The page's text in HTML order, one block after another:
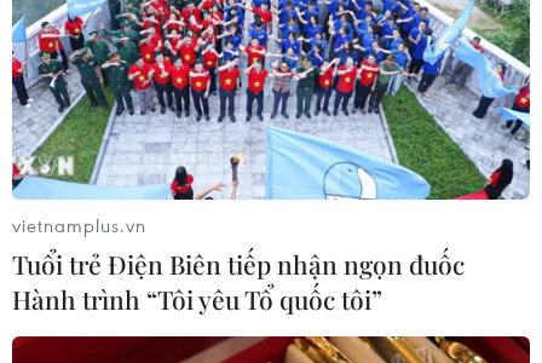
09/08/2026 07:57
Ngư dân trôi dạt trên biển được các
tàu cá cứu vớt, đưa vào bờ an toàn
09/08/2026 07:45
Tuổi trẻ Điện Biên tiếp nhận ngọn
đuốc Hành trình “Tôi yêu Tổ quốc
tôi”
vietnamplus.vn
Tuổi trẻ Điện Biên tiếp nhận ngọn đuốc
Hành trình “Tôi yêu Tổ quốc tôi”